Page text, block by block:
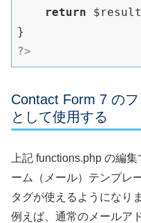
return
?>
Contact Form 7 の
として使用する
上記 functions.php の編
ーム（メール）テンプレ
タグが使えるようになり
例えば、通常のメールア